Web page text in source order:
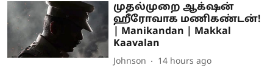
முதல்முறை ஆக்‌ஷன்
ஹீரோவாக மணிகண்டன்!
| Manikandan | Makkal
Kaavalan
Johnson 14 hours ago